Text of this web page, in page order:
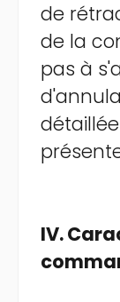
de
de la
pas à
IV.